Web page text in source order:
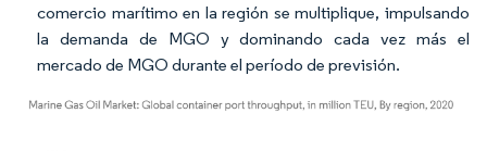
comercio marítimo en la región se multiplique, impulsando
la demanda de MGO y dominando cada vez más el
mercado de MGO durante el período de previsión.